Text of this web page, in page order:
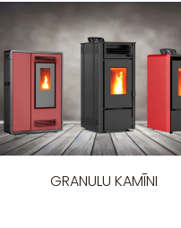
GRANULU KAMĪNI